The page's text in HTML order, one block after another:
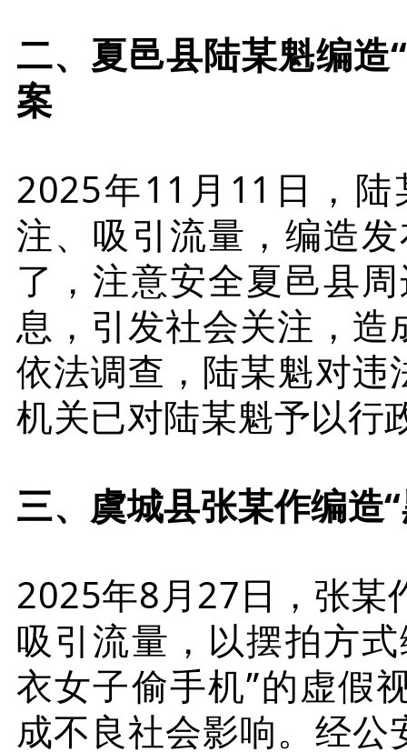
二、夏邑县陆某魁编造
案
2025年11月11日，
注、吸引流量，编造
了，注意安全夏邑县
息，引发社会关注，
依法调查，陆某魁对
机关已对陆某魁予以行
三、虞城县张某作编造
2025年8月27日，张某
吸引流量，以摆拍方
衣女子偷手机”的虚假
成不良社会影响。经